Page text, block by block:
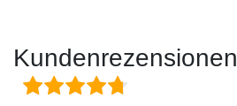
Kundenrezensionen